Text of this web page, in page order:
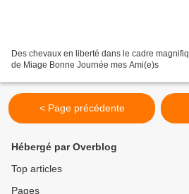
Des chevaux en liberté dans le cadre
de Miage Bonne Journée mes Ami(e)s
< Page précédente
Hébergé par Overblog
Top articles
Pages